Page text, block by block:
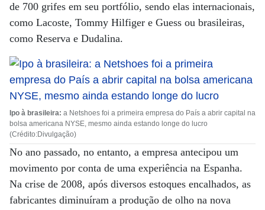
de 700 grifes em seu portfólio, sendo elas internacionais,
como Lacoste, Tommy Hilfiger e Guess ou brasileiras,
como Reserva e Dudalina.
Ipo à brasileira: a Netshoes foi a primeira empresa do País a abrir capital na
bolsa americana NYSE, mesmo ainda estando longe do lucro
(Crédito:Divulgação)
No ano passado, no entanto, a empresa antecipou um
movimento por conta de uma experiência na Espanha.
Na crise de 2008, após diversos estoques encalhados, as
fabricantes diminuíram a produção de olho na nova